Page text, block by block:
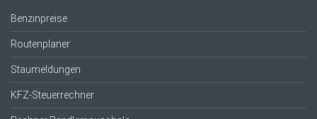
Benzinpreise
Routenplaner
Staumeldungen
KFZ-Steuerrechner